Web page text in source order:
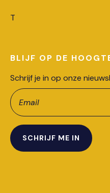
BLIJF OP DE
Schrijf je in op onze
Leave
this
field
blank
SCHRIJF ME IN
T